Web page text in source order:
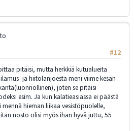
#12
pitäisi, mutta herkkiä kutualueita
-ja hiitolanjoesta meni viime kesän
joten se pitäisi
esim. Ja kun kalatieasiassa ei päästä
hieman liikaa vesistöpuolelle,
nosto olisi myös ihan hyvä juttu, 55